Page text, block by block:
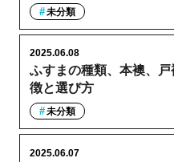
未分類
ふすまの種類、本襖、
徴と選び方
2025.06.08
未分類
2025.06.07